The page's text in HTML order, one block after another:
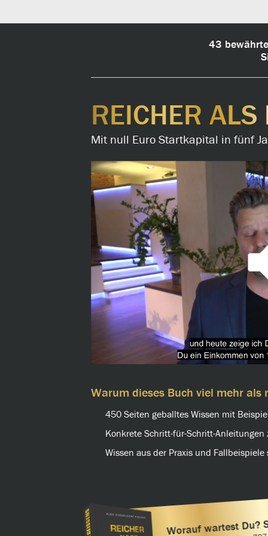
43
REICHER ALS
Mit null Euro Startkapital in fünf
Warum dieses Buch viel mehr als
450 Seiten geballtes Wissen mit
Konkrete Schritt-für-Schritt-Anleitungen
Wissen aus der Praxis und
Worauf wartest Du?